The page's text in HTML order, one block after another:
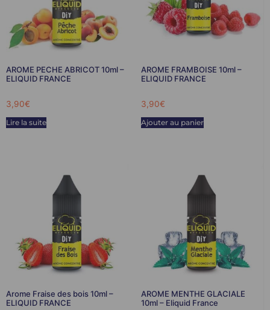
AROME PECHE ABRICOT 10ml –
ELIQUID FRANCE
3,90€
Lire la suite
AROME FRAMBOISE 10ml –
ELIQUID FRANCE
3,90€
Ajouter au panier
Arome Fraise des bois 10ml –
ELIQUID FRANCE
AROME MENTHE GLACIALE
10ml – Eliquid France